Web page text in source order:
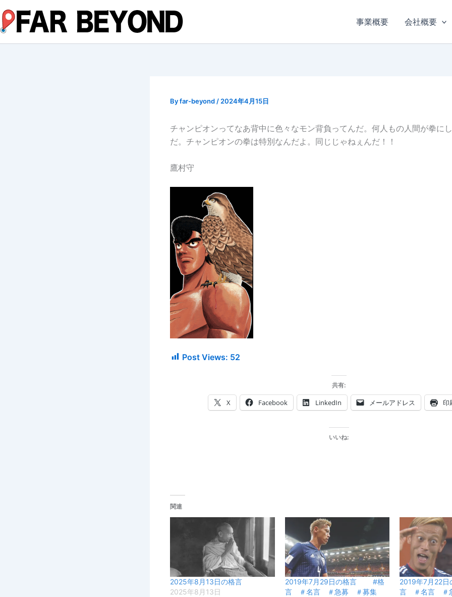
容
を
ス
事業概要 会社概要
Byfar-beyond / 2024年4月15日
チャンピオンってなあ背中に色々なモン背負ってんだ。何人もの人間が拳に
だ。チャンピオンの拳は特別なんだよ。同じじゃねぇんだ！！
鷹村守
Post Views: 52
共有:
X Facebook LinkedIn メールアドレス 印
いいね:
関連
2025年8月13日の格言
2025年8月13日
2019年7月29日の格言 #格
言 ＃名言 ＃急募 ＃募集
2019年7月
言 ＃名言